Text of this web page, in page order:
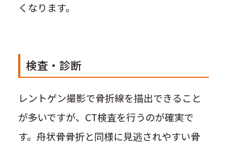
くなります。
検査・診断
レントゲン撮影で骨折線を描出できること
が多いですが、CT検査を行うのが確実で
す。舟状骨骨折と同様に見逃されやすい骨